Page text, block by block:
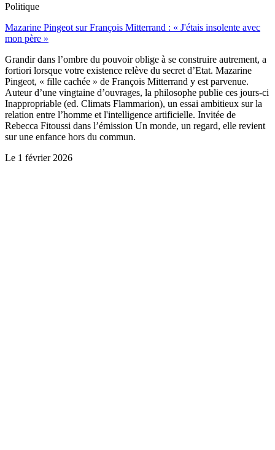
Politique
Mazarine Pingeot sur François Mitterrand : « J'étais insolente avec
mon père »
Grandir dans l’ombre du pouvoir oblige à se construire autrement, a
fortiori lorsque votre existence relève du secret d’Etat. Mazarine
Pingeot, « fille cachée » de François Mitterrand y est parvenue.
Auteur d’une vingtaine d’ouvrages, la philosophe publie ces jours-ci
Inappropriable (ed. Climats Flammarion), un essai ambitieux sur la
relation entre l’homme et l'intelligence artificielle. Invitée de
Rebecca Fitoussi dans l’émission Un monde, un regard, elle revient
sur une enfance hors du commun.
Le 1 février 2026